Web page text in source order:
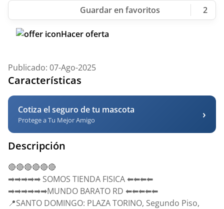
2
Hacer oferta
Publicado: 07-Ago-2025
Características
Cotiza el seguro de tu mascota
Protege a Tu Mejor Amigo ›
Descripción
🔴🔴🔴🔴🔴🔴
➡➡➡➡➡ SOMOS TIENDA FISICA ⬅⬅⬅⬅
➡➡➡➡➡➡MUNDO BARATO RD ⬅⬅⬅⬅⬅
📍SANTO DOMINGO: PLAZA TORINO, Segundo Piso,